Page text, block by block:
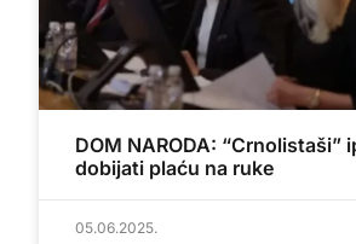
DOM NARODA: “Crnolistaši”
dobijati plaću na ruke
05.06.2025.